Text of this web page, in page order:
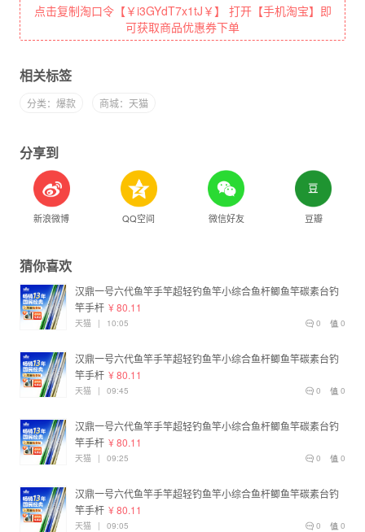
点击复制淘口令【￥i3GYdT7x1tJ￥】 打开【手机淘宝】即
可获取商品优惠券下单
相关标签
分类：爆款 商城：天猫
分享到
新浪微博 QQ空间 微信好友 豆瓣
猜你喜欢
汉鼎一号六代鱼竿手竿超轻钓鱼竿小综合鱼杆鲫鱼竿碳素台钓
竿手杆 ¥ 80.11
0
0
天猫 | 10:05
汉鼎一号六代鱼竿手竿超轻钓鱼竿小综合鱼杆鲫鱼竿碳素台钓
竿手杆 ¥ 80.11
0
0
天猫 | 09:45
汉鼎一号六代鱼竿手竿超轻钓鱼竿小综合鱼杆鲫鱼竿碳素台钓
竿手杆 ¥ 80.11
0
0
天猫 | 09:25
汉鼎一号六代鱼竿手竿超轻钓鱼竿小综合鱼杆鲫鱼竿碳素台钓
竿手杆 ¥ 80.11
0
0
天猫 | 09:05